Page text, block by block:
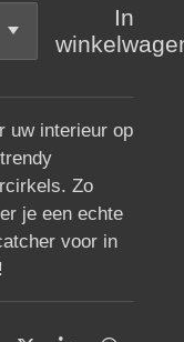
In
uw interieur op
Zo
je een echte
voor in